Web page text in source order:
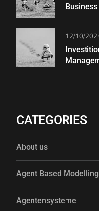
12/10/
CATEGORIES
About us
Agent Based Modelling
Agentensysteme